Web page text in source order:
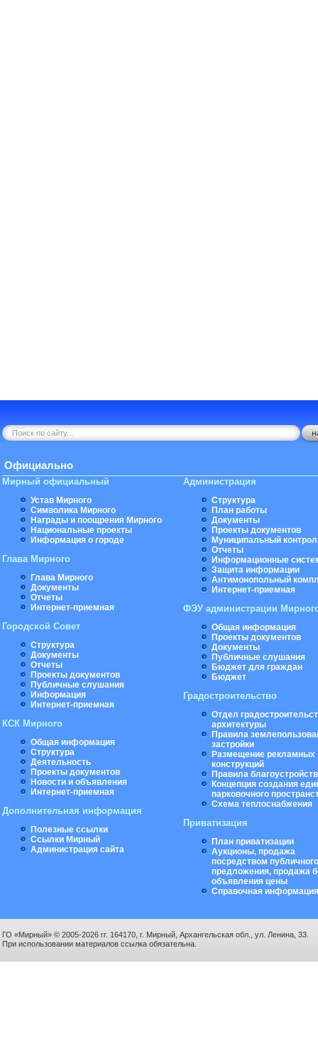
Официально
Мирный официальный
Устав Мирного
Символика Мирного
Награды и поощрения Мирного
Национальные проекты
Информация о городе
Глава Мирного
Глава Мирного
Документы
Отчеты
Интернет-приемная
Городской Совет
Структура
Документы
Отчеты
Проекты документов
Публичные слушания
Информация
Интернет-приемная
КСК Мирного
Общая информация
Структура
Деятельность
Проекты документов
Новости и объявления
Интернет-приемная
Дополнительная информация
Полезные ссылки
Ссылки Мирный
Администрация сайта
Администрация
Структура
План работы
Документы
Проекты документов
Муниципальный
Отчеты
Информационные
Защита информации
Антимонопольный
Интернет-приемная
ФЭУ администрации
Общая информация
Проекты документов
Документы
Публичные слушания
Бюджет для граждан
Бюджет
Градостроительство
Отдел
архитектуры
Правила
застройки
Размещение рекламных
конструкций
Правила
Концепция создания
парковочного
Схема теплоснабжения
Приватизация
План приватизации
Аукционы, продажа
посредством публичного
предложения, продажа
объявления цены
Справочная информация
ГО «Мирный» © 2005-2026 гг. 164170, г. Мирный, Архангельская обл., ул. Ленина, 33.
При использовании материалов ссылка обязательна.